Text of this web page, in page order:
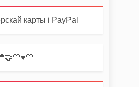
карты і PayPal